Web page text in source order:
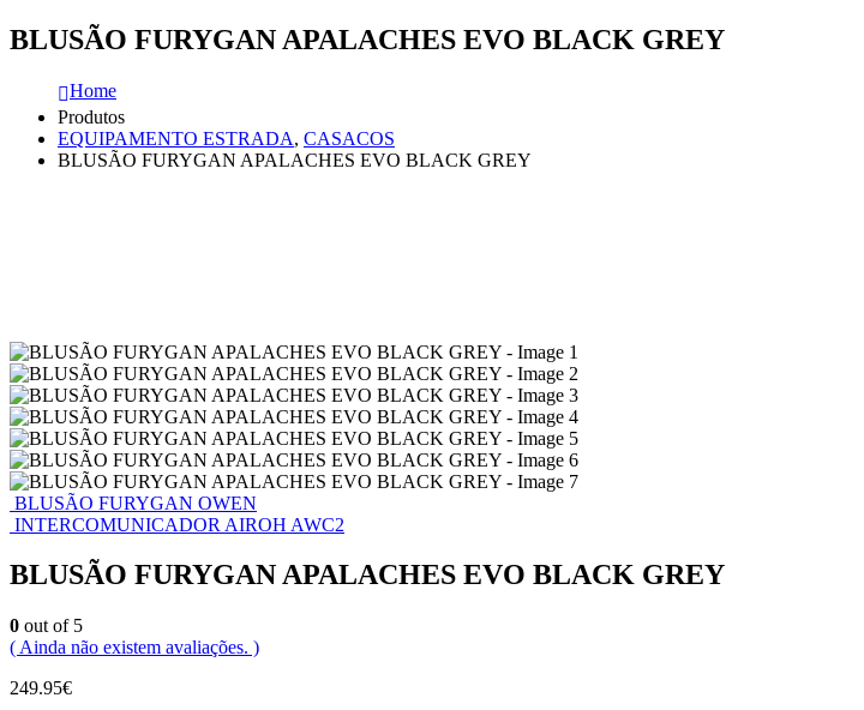
BLUSÃO FURYGAN APALACHES EVO BLACK GREY
Home
Produtos
EQUIPAMENTO ESTRADA, CASACOS
BLUSÃO FURYGAN APALACHES EVO BLACK GREY
BLUSÃO FURYGAN OWEN
INTERCOMUNICADOR AIROH AWC2
BLUSÃO FURYGAN APALACHES EVO BLACK GREY
0 out of 5
( Ainda não existem avaliações. )
249.95€